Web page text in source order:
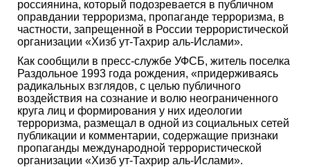
россиянина, который подозревается в публичном
оправдании терроризма, пропаганде терроризма, в
частности, запрещенной в России террористической
организации «Хизб ут-Тахрир аль-Ислами».
Как сообщили в пресс-службе УФСБ, житель поселка
Раздольное 1993 года рождения, «придерживаясь
радикальных взглядов, с целью публичного
воздействия на сознание и волю неограниченного
круга лиц и формирования у них идеологии
терроризма, размещал в одной из социальных сетей
публикации и комментарии, содержащие признаки
пропаганды международной террористической
организации «Хизб ут-Тахрир аль-Ислами».